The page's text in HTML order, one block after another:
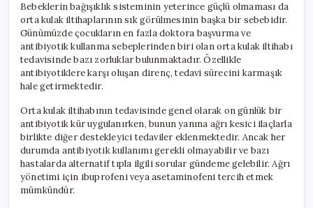
Bebeklerin bağışıklık sisteminin yeterince güçlü olmaması da
orta kulak iltihaplarının sık görülmesinin başka bir sebebidir.
Günümüzde çocukların en fazla doktora başvurma ve
antibiyotik kullanma sebeplerinden biri olan orta kulak iltihabı
tedavisinde bazı zorluklar bulunmaktadır. Özellikle
antibiyotiklere karşı oluşan direnç, tedavi sürecini karmaşık
hale getirmektedir.
Orta kulak iltihabının tedavisinde genel olarak on günlük bir
antibiyotik kür uygulanırken, bunun yanına ağrı kesici ilaçlarla
birlikte diğer destekleyici tedaviler eklenmektedir. Ancak her
durumda antibiyotik kullanımı gerekli olmayabilir ve bazı
hastalarda alternatif tıpla ilgili sorular gündeme gelebilir. Ağrı
yönetimi için ibuprofeni veya asetaminofeni tercih etmek
mümkündür.